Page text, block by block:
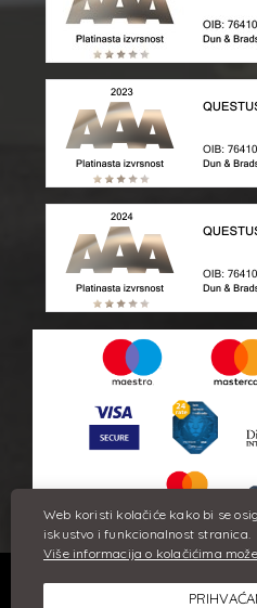
što bolji i točniji opis i sliku.
Web koristi kolačiće kako bi se
iskustvo i funkcionalnost stranica.
Više informacija o kolačićima